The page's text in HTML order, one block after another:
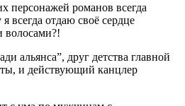
персонажей романов всегда
всегда отдаю своё сердце
альянса”, друг детства главной
и действующий канцлер